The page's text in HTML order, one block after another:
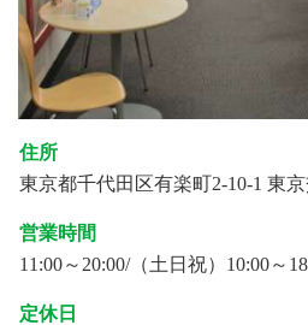
住所
東京都千代田区有楽町2-10-1 東
営業時間
11:00～20:00/（土日祝）10:00～
定休日